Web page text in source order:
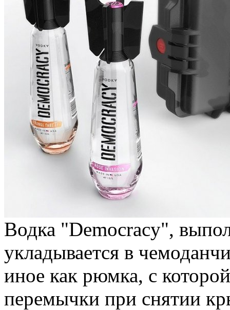
Водка "Democracy",
укладывается в
иное как рюмка, с
перемычки при снятии